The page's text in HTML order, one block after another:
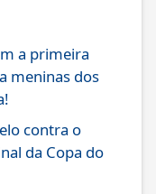
a primeira
meninas dos
contra o
da Copa do